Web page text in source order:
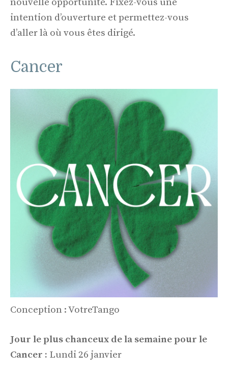
nouvelle opportunité. Fixez-vous une
intention d’ouverture et permettez-vous
d’aller là où vous êtes dirigé.
Cancer
Conception : VotreTango
Jour le plus chanceux de la semaine pour le
Cancer : Lundi 26 janvier